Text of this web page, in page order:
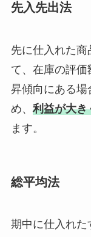
先入先出法
先に仕入れた商
て、在庫の評
昇傾向にある場
め、 利益が大き
ます。
総平均法
期中に仕入れた